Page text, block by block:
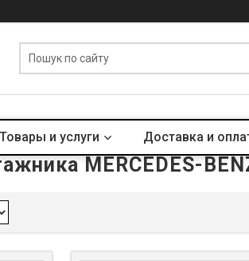
Товары и услуги Доставка и
MERCEDES-